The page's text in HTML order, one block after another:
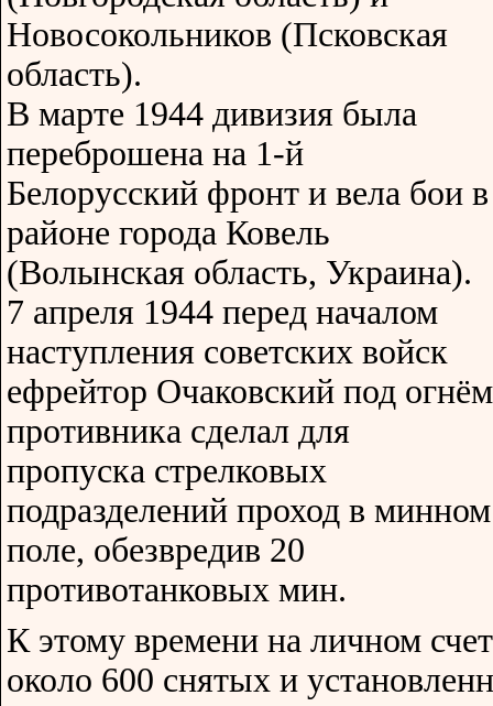
Новосокольников (Псковская
область).
В марте 1944 дивизия была
переброшена на 1-й
Белорусский фронт и вела бои в
районе города Ковель
(Волынская область, Украина).
7 апреля 1944 перед началом
наступления советских войск
ефрейтор Очаковский под огнём
противника сделал для
пропуска стрелковых
подразделений проход в минном
поле, обезвредив 20
противотанковых мин.
К этому времени на личном
около 600 снятых и